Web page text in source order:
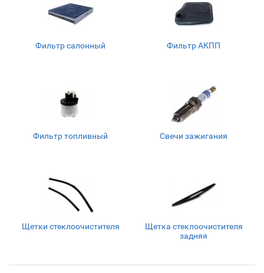
Фильтр салонный Фильтр АКПП
Фильтр топливный Свечи зажигания
Щетки стеклоочистителя
Щетка стеклоочистителя
задняя